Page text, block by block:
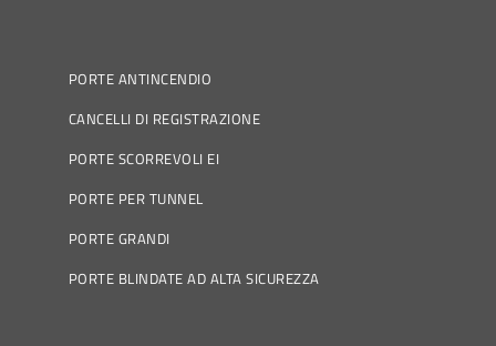
PORTE ANTINCENDIO
CANCELLI DI REGISTRAZIONE
PORTE SCORREVOLI EI
PORTE PER TUNNEL
PORTE GRANDI
PORTE BLINDATE AD ALTA SICUREZZA